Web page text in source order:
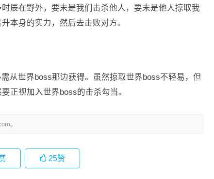
辰在野外，要末是我们击杀他人，要末是他人掠取我
本身的实力，然后去击败对方。
从世界boss那边获得。虽然掠取世界boss不轻易，但
正视加入世界boss的击杀勾当。
。
25赞